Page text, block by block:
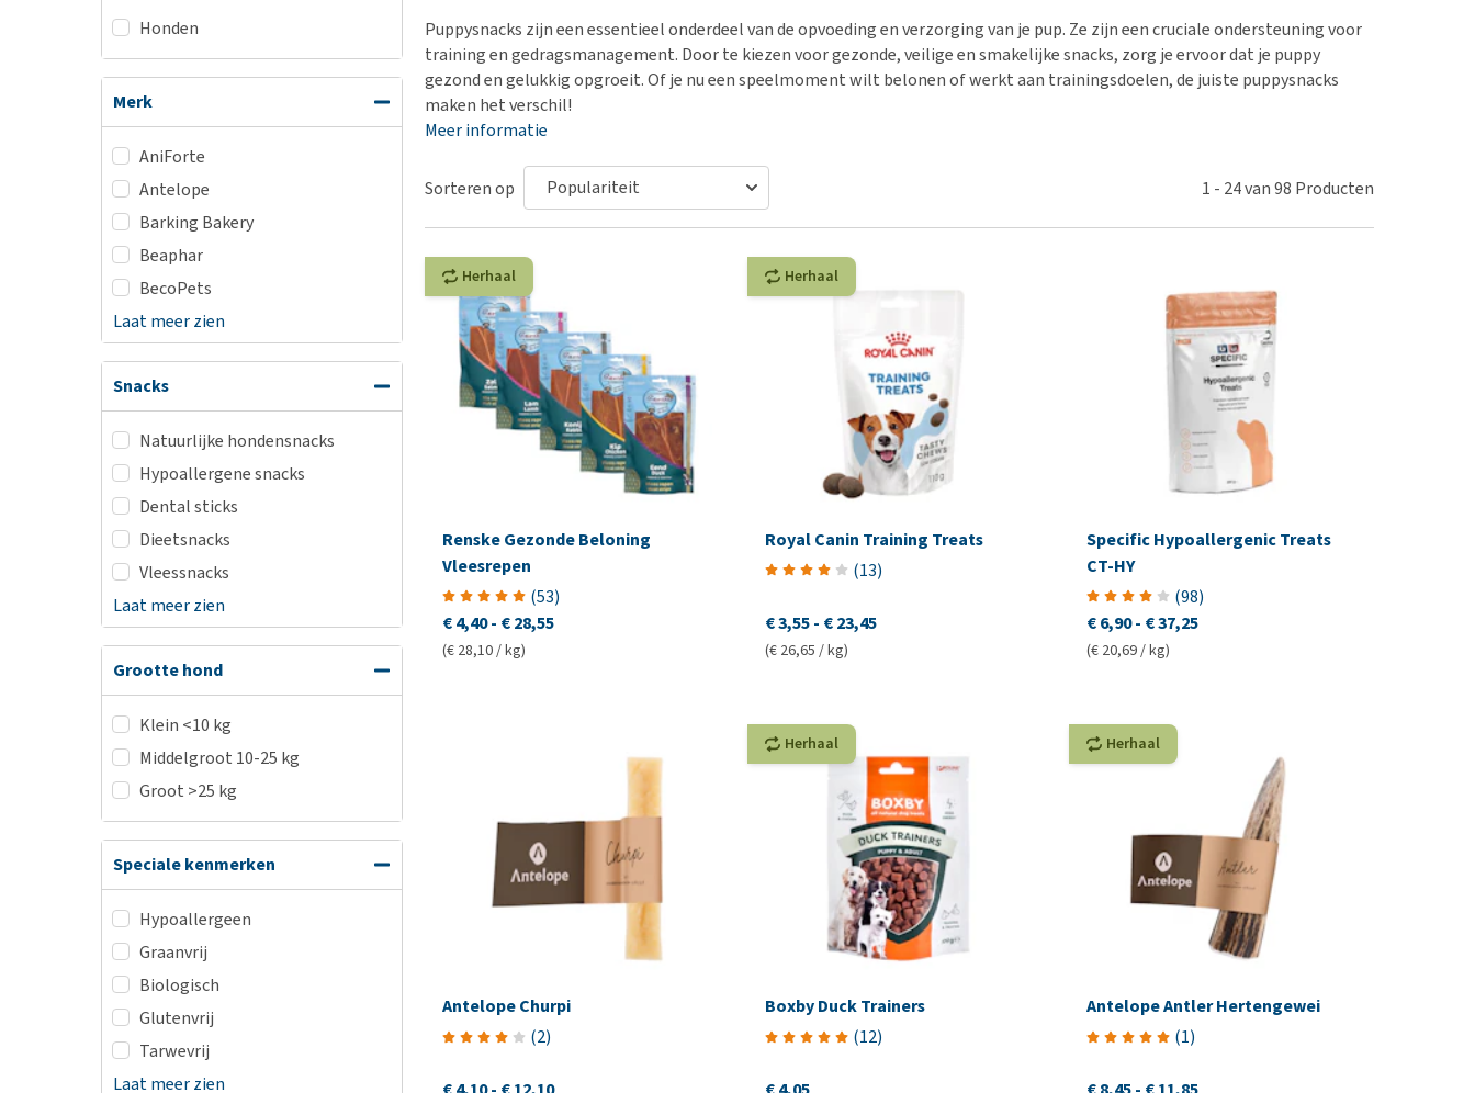
Biologisch hondenvoer
Vegan hondenvoer
Snacks
Voer- en drinkbakken
Op reis en onderweg
Puppy benodigdheden
Puppy apotheek
Vuurwerkangst
Ouderdom en dementie
Overgewicht en conditie
Puppy apotheek
Vuurwerkangst
Bekijk alles
Ouderdom en dementie
Overgewicht en conditie
Bekijk alles
Help! Mijn hond plast in
huis. Wat nu?
Honden
Merk
AniForte
Antelope
Barking Bakery
Beaphar
BecoPets
Laat meer zien
Snacks
Natuurlijke hondensnacks
Hypoallergene snacks
Dental sticks
Dieetsnacks
Vleessnacks
Laat meer zien
Grootte hond
Klein <10 kg
Middelgroot 10-25 kg
Groot >25 kg
Speciale kenmerken
Hypoallergeen
Graanvrij
Biologisch
Glutenvrij
Tarwevrij
Laat meer zien
Puppysnacks zijn een essentieel onderdeel van de opvoeding en verzorging van je pup. Ze zijn een cruciale ondersteuning voor
training en gedragsmanagement. Door te kiezen voor gezonde, veilige en smakelijke snacks, zorg je ervoor dat je puppy
gezond en gelukkig opgroeit. Of je nu een speelmoment wilt belonen of werkt aan trainingsdoelen, de juiste puppysnacks
maken het verschil!
Meer informatie
Sorteren op 1 - 24van98 Producten
Herhaal
Renske Gezonde Beloning
Vleesrepen
(53)
€ 4,40- € 28,55
(€ 28,10 / kg)
Herhaal
Royal Canin Training Treats
(13)
€ 3,55 - € 23,45
(€ 26,65 / kg)
Specific Hypoallergenic Treats
CT-HY
(98)
€ 6,90- € 37,25
(€ 20,69 / kg)
Antelope Churpi
(2)
Herhaal
Boxby Duck Trainers
(12)
Herhaal
Antelope Antler Hertengewei
(1)